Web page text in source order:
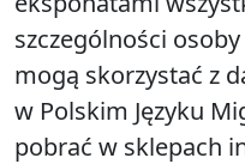
szczególności osoby
mogą skorzystać z
w Polskim Języku
pobrać w sklepach